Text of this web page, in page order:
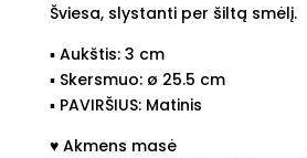
Šviesa, slystanti per šiltą smėlį.
▪︎ Aukštis: 3 cm
▪︎ Skersmuo: ø 25.5 cm
▪︎ PAVIRŠIUS: Matinis
♥︎ Akmens masė